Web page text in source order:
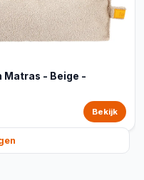
Matras - Beige -
Bekijk